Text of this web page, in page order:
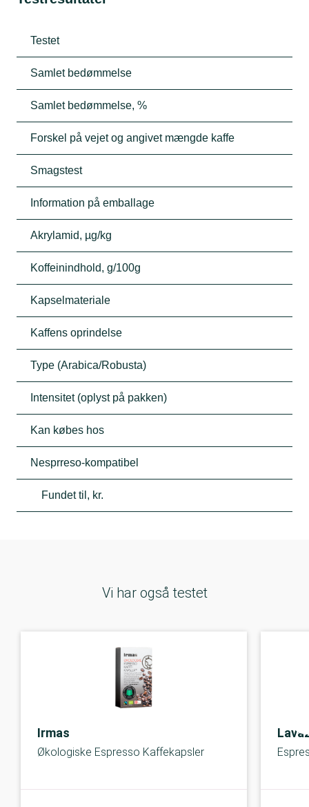
Testet
Samlet bedømmelse
Samlet bedømmelse, %
Forskel på vejet og angivet mængde kaffe
Smagstest
Information på emballage
Akrylamid, µg/kg
Koffeinindhold, g/100g
Kapselmateriale
Kaffens oprindelse
Type (Arabica/Robusta)
Intensitet (oplyst på pakken)
Kan købes hos
Nesprreso-kompatibel
Fundet til, kr.
Vi har også testet
Irmas
Økologiske Espresso Kaffekapsler